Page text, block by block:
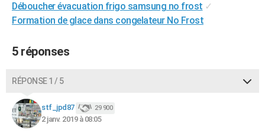
Carte de Noël
Carte Bonne année
Carte Saint-Valentin
Carte Pâques
Carte d'anniversaire
DICTIONNAIRE
COPAINS D'AVANT
S'inscrire
Se connecter
Lycées
Collèges
Primaires
Universités
Entreprises
Service militaire
Avis de recherche
AVIS DE DÉCÈS
FORUM
Bricolage
Lifestyle
Culture
Sport
Auto
Television
Voyage
Cinema
Déboucher évacuation frigo samsung no frost ✓
Formation de glace dans congelateur No Frost
5 réponses
RÉPONSE 1 / 5
stf_jpd87 29 900
2 janv. 2019 à 08:05